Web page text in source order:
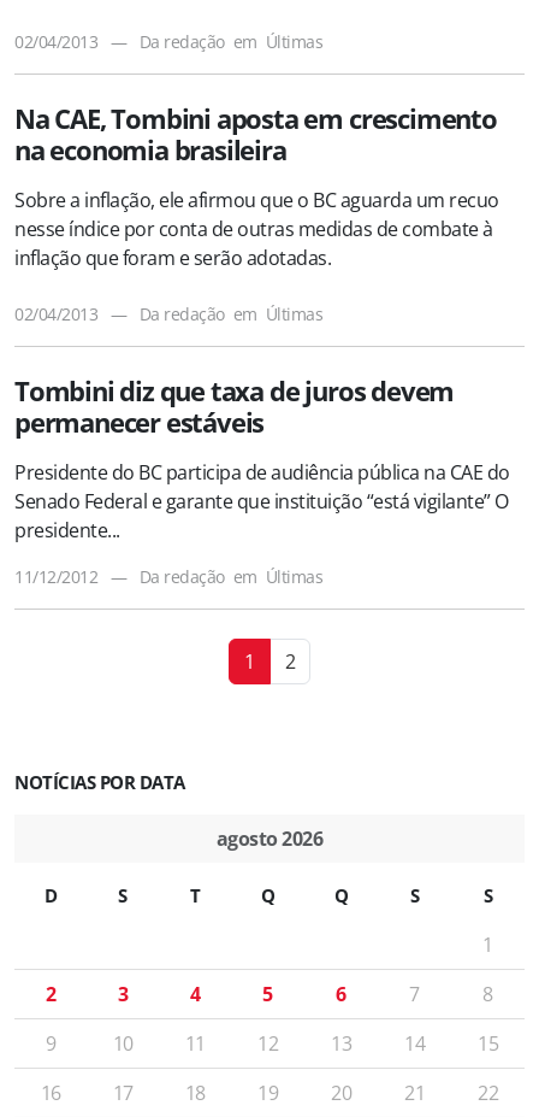
02/04/2013 — Da redação em Últimas
Na CAE, Tombini aposta em crescimento
na economia brasileira
Sobre a inflação, ele afirmou que o BC aguarda um recuo
nesse índice por conta de outras medidas de combate à
inflação que foram e serão adotadas.
02/04/2013 — Da redação em Últimas
Tombini diz que taxa de juros devem
permanecer estáveis
Presidente do BC participa de audiência pública na CAE do
Senado Federal e garante que instituição “está vigilante” O
presidente...
11/12/2012 — Da redação em Últimas
1 2
NOTÍCIAS POR DATA
agosto 2026
D S T Q Q S S
1
2
3 4 5 6 7
8
9
10 11 12 13 14
15
16
17 18 19 20 21
22